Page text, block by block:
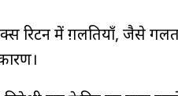
रिटर्न में ग़लतियाँ, जैसे